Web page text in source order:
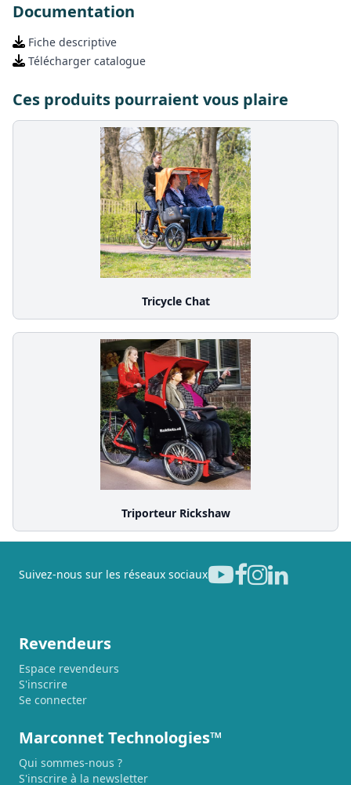
Documentation
Fiche descriptive
Télécharger catalogue
Ces produits pourraient vous plaire
Tricycle Chat
Triporteur Rickshaw
Suivez-nous sur les réseaux sociaux
Revendeurs
Espace revendeurs
S'inscrire
Se connecter
Marconnet Technologies™
Qui sommes-nous ?
S'inscrire à la newsletter